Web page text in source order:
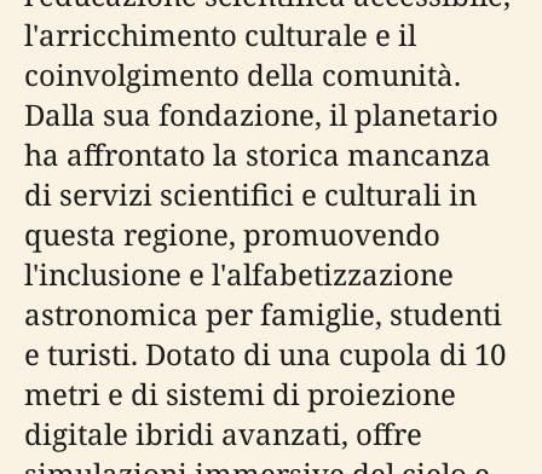
l'arricchimento culturale e il
coinvolgimento della comunità.
Dalla sua fondazione, il planetario
ha affrontato la storica mancanza
di servizi scientifici e culturali in
questa regione, promuovendo
l'inclusione e l'alfabetizzazione
astronomica per famiglie, studenti
e turisti. Dotato di una cupola di 10
metri e di sistemi di proiezione
digitale ibridi avanzati, offre